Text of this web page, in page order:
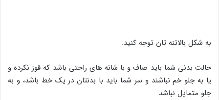
به شکل بالاتنه تان توجه کنید.
حالت بدنی شما باید صاف و با شانه های راحتی باشد که قوز نکرده و
یا به جلو خم نباشند و سر شما باید با بدنتان در یک خط باشد، و به
جلو متمایل نباشد